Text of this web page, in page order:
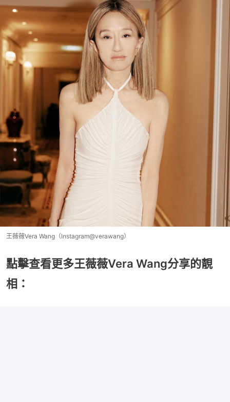
王薇薇Vera Wang（Instagram@verawang）
點擊查看更多王薇薇Vera Wang分享的靚
相：